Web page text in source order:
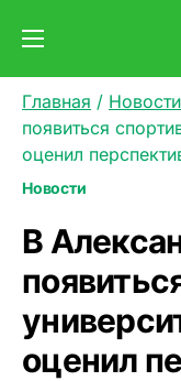
Главная / Новости
появиться
оценил
Новости
В
оценил